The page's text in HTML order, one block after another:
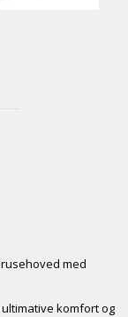
med
komfort og